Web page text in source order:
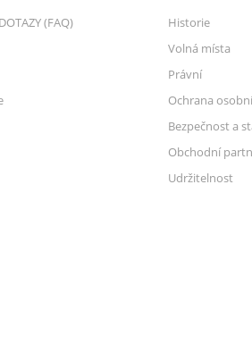
(FAQ)
Historie
Volná místa
Právní
Ochrana
Bezpečnost a
Obchodní
Udržitelnost